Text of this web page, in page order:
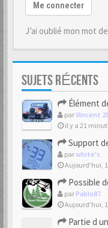
Me connecter
J’ai oublié mon mot
SUJETS RÉCENTS
Élément
parVincent
il y a 21
Support
parwhite's
Aujourd’hui,
Possible
par Pablo87
Aujourd’hui,
Partie d un